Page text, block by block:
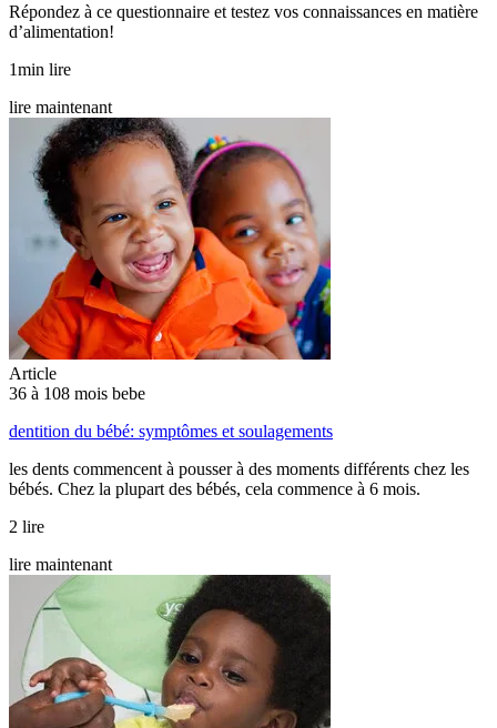
Répondez à ce questionnaire et testez vos connaissances en matière
d’alimentation!
1min lire
lire maintenant
Article
36 à 108 mois bebe
dentition du bébé: symptômes et soulagements
les dents commencent à pousser à des moments différents chez les
bébés. Chez la plupart des bébés, cela commence à 6 mois.
2 lire
lire maintenant